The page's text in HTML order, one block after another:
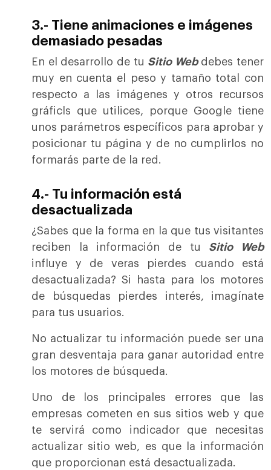
3.- Tiene animaciones e imágenes
demasiado pesadas
En el desarrollo de tu Sitio Webdebes tener
muy en cuenta el peso y tamaño total con
respecto a las imágenes y otros recursos
gráficls que utilices, porque Google tiene
unos parámetros específicos para aprobar y
posicionar tu página y de no cumplirlos no
formarás parte de la red.
4.- Tu información está
desactualizada
¿Sabes que la forma en la que tus visitantes
reciben la información de tu Sitio Web
influye y de veras pierdes cuando está
desactualizada? Si hasta para los motores
de búsquedas pierdes interés, imagínate
para tus usuarios.
No actualizar tu información puede ser una
gran desventaja para ganar autoridad entre
los motores de búsqueda.
Uno de los principales errores que las
empresas cometen en sus sitios web y que
te servirá como indicador que necesitas
actualizar sitio web, es que la información
que proporcionan está desactualizada.